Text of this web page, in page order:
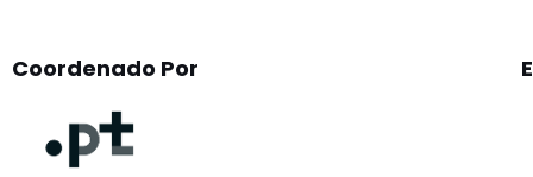
Coordenado Por